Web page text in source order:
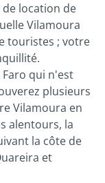
de location de
Vilamoura
touristes ; votre
qui n'est
plusieurs
Vilamoura en
alentours, la
la côte de
et